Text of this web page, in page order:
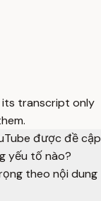
its transcript only
được đề cập
yếu tố nào?
theo nội dung